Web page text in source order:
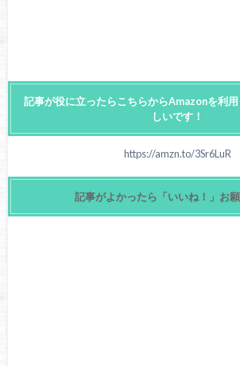
記事が役に立ったらこちらからAmazonを利
しいです！
https://amzn.to/3Sr6LuR
記事がよかったら「いいね！」お